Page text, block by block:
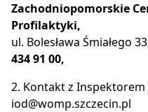
Zachodniopomorskie
Profilaktyki,
ul. Bolesława Śmiałego
434 91 00,
2. Kontakt z
iod@womp.szczecin.pl